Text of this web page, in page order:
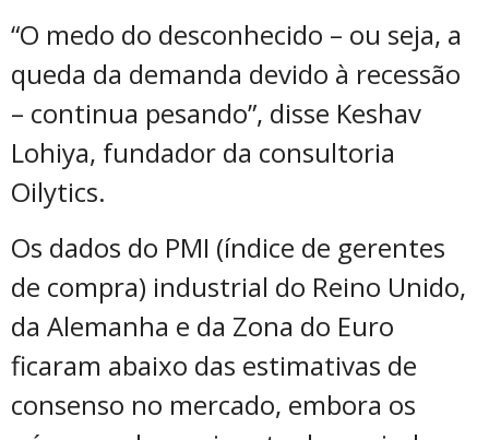
“O medo do desconhecido – ou seja, a
queda da demanda devido à recessão
– continua pesando”, disse Keshav
Lohiya, fundador da consultoria
Oilytics.
Os dados do PMI (índice de gerentes
de compra) industrial do Reino Unido,
da Alemanha e da Zona do Euro
ficaram abaixo das estimativas de
consenso no mercado, embora os